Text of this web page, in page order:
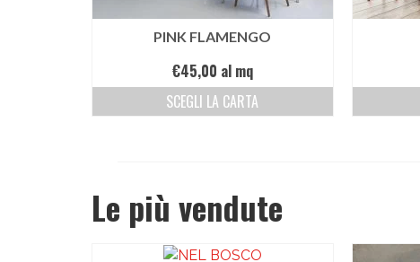
PINK FLAMENGO
€45,00 al mq
SCEGLI LA CARTA
Le più vendute